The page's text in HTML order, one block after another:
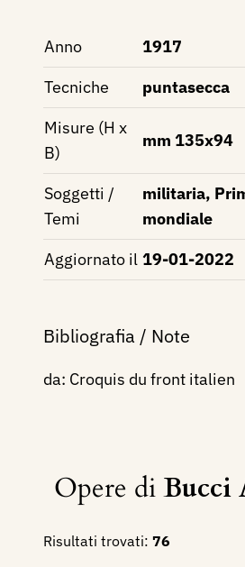
Anno
1917
Tecniche
puntasecca
Misure (H x
B)
mm 135x94
Soggetti /
Temi
militaria,
mondiale
Aggiornato il 19-01-2022
Bibliografia / Note
da: Croquis du front italien
Opere diBucci
Risultati trovati: 76